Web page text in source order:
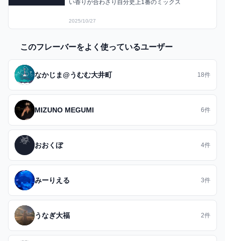
い香りが合わさり自分史上1番のミックス
2025/10/27
このフレーバーをよく使っているユーザー
なかじま@うむむ大井町 18件
MIZUNO MEGUMI 6件
おおくぼ 4件
みーりえる 3件
うなぎ大福 2件